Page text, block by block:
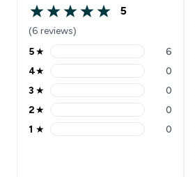
5 out of 5 stars
5
(6 reviews)
5 stars rating 6 reviews
5★ 6
4 stars rating 0 reviews
4★ 0
3 stars rating 0 reviews
3 ★ 0
2 stars rating 0 reviews
2★ 0
1 stars rating 0 reviews
1 ★ 0